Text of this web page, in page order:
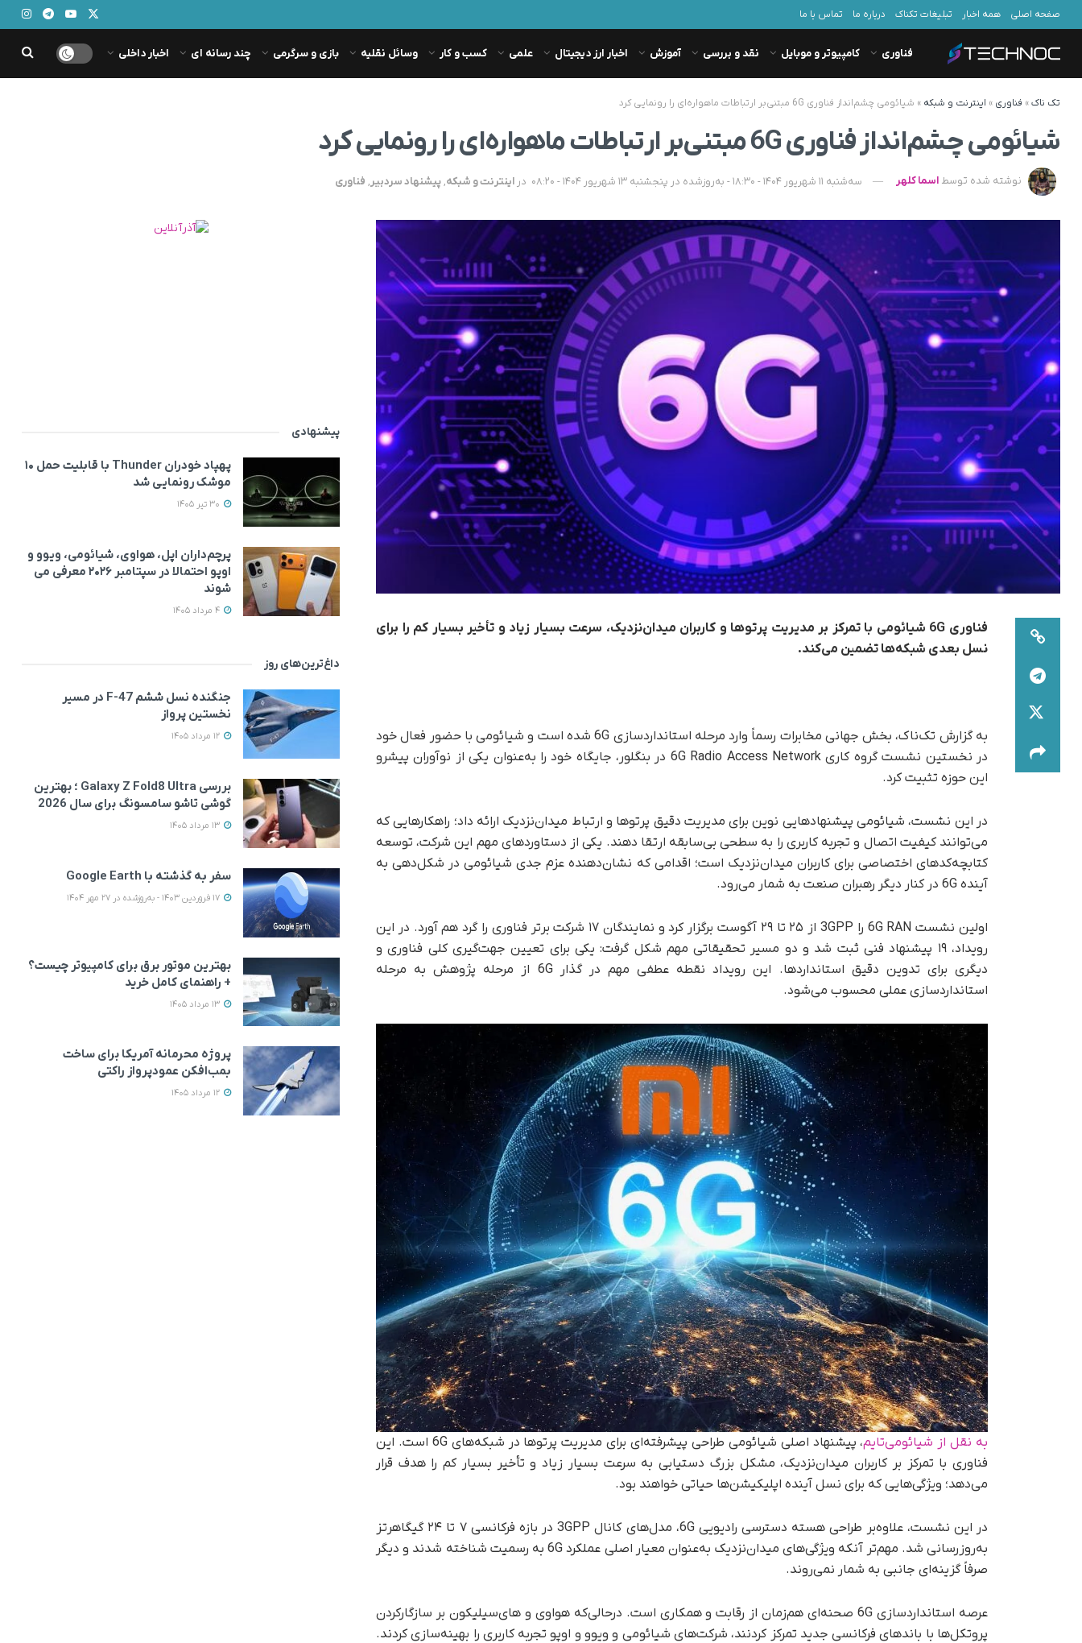
صفحه اصلی همه اخبار تبلیغات تکناک درباره ما تماس با ما
فناوری کامپیوتر و موبایل نقد و بررسی آموزش اخبار ارز دیجیتال علمی کسب و کار وسائل نقلیه بازی و سرگرمی چند رسانه ای اخبار داخلی
تک ناک» فناوری » اینترنت و شبکه » شیائومی چشم‌انداز فناوری 6G مبتنی‌بر ارتباطات ماهواره‌ای را رونمایی کرد
شیائومی چشم‌انداز فناوری 6G مبتنی‌بر ارتباطات ماهواره‌ای را رونمایی کرد
نوشته شده توسط اسما کلهر سه‌شنبه 11 شهریور 1404 - 18:30 - به‌روزشده در پنجشنبه 13 شهریور 1404 - 08:20 در اینترنت و شبکه,پیشنهاد سردبیر, فناوری
فناوری 6G شیائومی با تمرکز بر مدیریت پرتوها و کاربران میدان‌نزدیک، سرعت بسیار زیاد و تأخیر بسیار کم را برای
نسل بعدی شبکه‌ها تضمین می‌کند.
به گزارش تک‌ناک، بخش جهانی مخابرات رسماً وارد مرحله استانداردسازی 6G شده است و شیائومی با حضور فعال خود
در نخستین نشست گروه کاری 6G Radio Access Network در بنگلور، جایگاه خود را به‌عنوان یکی از نوآوران پیشرو
این حوزه تثبیت کرد.
در این نشست، شیائومی پیشنهادهایی نوین برای مدیریت دقیق پرتوها و ارتباط میدان‌نزدیک ارائه داد؛ راهکارهایی که
می‌توانند کیفیت اتصال و تجربه کاربری را به سطحی بی‌سابقه ارتقا دهند. یکی از دستاوردهای مهم این شرکت، توسعه
کتابچه‌کدهای اختصاصی برای کاربران میدان‌نزدیک است؛ اقدامی که نشان‌دهنده عزم جدی شیائومی در شکل‌دهی به
آینده 6G در کنار دیگر رهبران صنعت به شمار می‌رود.
اولین نشست 6G RAN را 3GPP از ۲۵ تا ۲۹ آگوست برگزار کرد و نمایندگان ۱۷ شرکت برتر فناوری را گرد هم آورد. در این
رویداد، ۱۹ پیشنهاد فنی ثبت شد و دو مسیر تحقیقاتی مهم شکل گرفت: یکی برای تعیین جهت‌گیری کلی فناوری و
دیگری برای تدوین دقیق استانداردها. این رویداد نقطه عطفی مهم در گذار 6G از مرحله پژوهش به مرحله
استانداردسازی عملی محسوب می‌شود.
به نقل از شیائومی‌تایم
، پیشنهاد اصلی شیائومی طراحی پیشرفته‌ای برای مدیریت پرتوها در شبکه‌های 6G است. این
فناوری با تمرکز بر کاربران میدان‌نزدیک، مشکل بزرگ دستیابی به سرعت بسیار زیاد و تأخیر بسیار کم را هدف قرار
می‌دهد؛ ویژگی‌هایی که برای نسل آینده اپلیکیشن‌ها حیاتی خواهند بود.
در این نشست، علاوه‌بر طراحی هسته دسترسی رادیویی 6G، مدل‌های کانال 3GPP در بازه فرکانسی ۷ تا ۲۴ گیگاهرتز
به‌روزرسانی شد. مهم‌تر آنکه ویژگی‌های میدان‌نزدیک به‌عنوان معیار اصلی عملکرد 6G به رسمیت شناخته شدند و دیگر
صرفاً گزینه‌ای جانبی به شمار نمی‌روند.
عرصه استانداردسازی 6G صحنه‌ای هم‌زمان از رقابت و همکاری است. در‌حالی‌که هواوی و های‌سیلیکون بر سازگارکردن
پروتکل‌ها با باندهای فرکانسی جدید تمرکز کردنند، شرکت‌های شیائومی و ویوو و اوپو تجربه کاربری را بهینه‌سازی کردند.
پیشنهادی
پهپاد خودران Thunder با قابلیت حمل ۱۰
موشک رونمایی شد
پرچم‌داران اپل، هواوی، شیائومی، ویوو و
اوپو احتمالا در سپتامبر ۲۰۲۶ معرفی می‌
شوند
داغ‌ترین‌های روز
جنگنده نسل ششم F-47 در مسیر
نخستین پرواز
بررسی Galaxy Z Fold8 Ultra ؛ بهترین
گوشی تاشو سامسونگ برای سال 2026
سفر به گذشته با Google Earth
بهترین موتور برق برای کامپیوتر چیست؟
+ راهنمای کامل خرید
پروژه محرمانه آمریکا برای ساخت
بمب‌افکن عمودپرواز راکتی